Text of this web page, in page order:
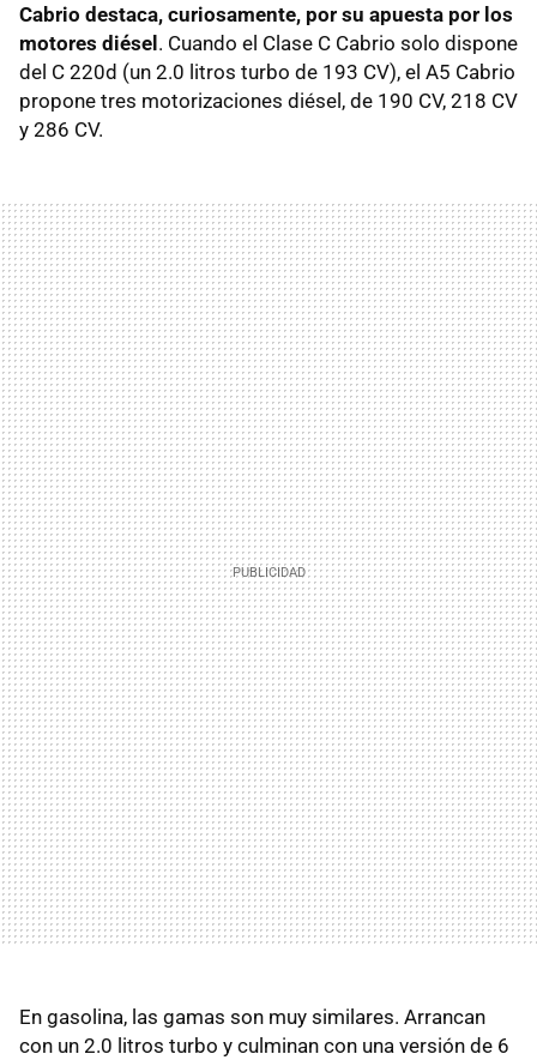
Cabrio destaca, curiosamente, por su apuesta por los
motores diésel. Cuando el Clase C Cabrio solo dispone
del C 220d (un 2.0 litros turbo de 193 CV), el A5 Cabrio
propone tres motorizaciones diésel, de 190 CV, 218 CV
y 286 CV.
En gasolina, las gamas son muy similares. Arrancan
con un 2.0 litros turbo y culminan con una versión de 6